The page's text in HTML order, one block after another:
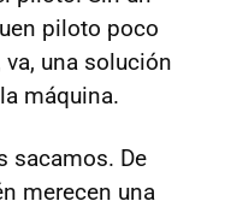
piloto poco
una solución
máquina.
sacamos. De
merecen una